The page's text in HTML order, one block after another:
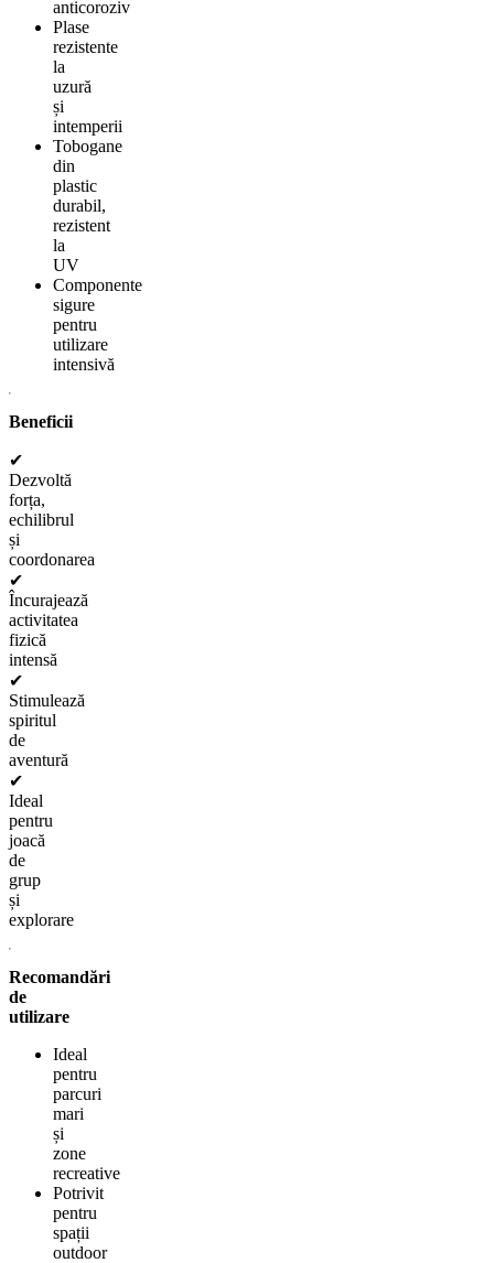
anticoroziv
Plase
rezistente
la
uzură
și
intemperii
Tobogane
din
plastic
durabil,
rezistent
la
UV
Componente
sigure
pentru
utilizare
intensivă
Beneficii
✔
Dezvoltă
forța,
echilibrul
și
coordonarea
✔
Încurajează
activitatea
fizică
intensă
✔
Stimulează
spiritul
de
aventură
✔
Ideal
pentru
joacă
de
grup
și
explorare
Recomandări
de
utilizare
Ideal
pentru
parcuri
mari
și
zone
recreative
Potrivit
pentru
spații
outdoor